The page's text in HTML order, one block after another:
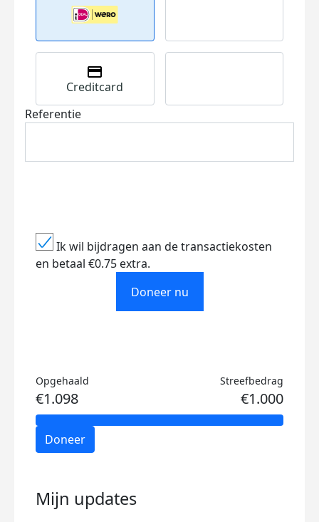
Creditcard
Referentie
Ik wil bijdragen aan de transactiekosten
en betaal €0.75 extra.
Doneer nu
Opgehaald
€1.098
Streefbedrag
€1.000
Doneer
Mijn updates